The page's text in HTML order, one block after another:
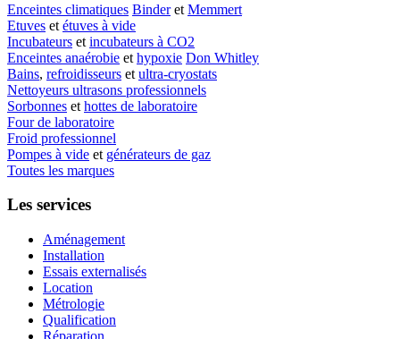
Enceintes climatiques Binderet Memmert
Etuves et étuves à vide
Incubateurs et incubateurs à CO2
Enceintes anaérobie et hypoxie Don Whitley
Bains, refroidisseurs et ultra-cryostats
Nettoyeurs ultrasons professionnels
Sorbonnes et hottes de laboratoire
Four de laboratoire
Froid professionnel
Pompes à vide et générateurs de gaz
Toutes les marques
Les services
Aménagement
Installation
Essais externalisés
Location
Métrologie
Qualification
Réparation